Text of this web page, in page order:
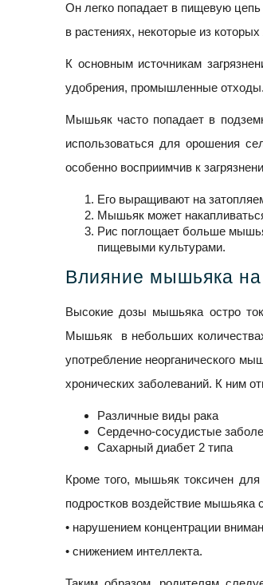
Он легко попадает в пищевую
в растениях, некоторые из
К основным источникам
удобрения, промышленные отходы.
Мышьяк часто попадает в
использоваться для орошения
особенно восприимчив к
Его выращивают на
Мышьяк может
Рис поглощает больше
пищевыми культурами.
Влияние мышьяка на
Высокие дозы мышьяка остро
Мышьяк в небольших
употребление неорганического
хронических заболеваний. К ним
Различные виды рака
Сердечно-сосудистые
Сахарный диабет 2 типа
Кроме того, мышьяк токсичен
подростков воздействие мышьяка
• нарушением концентрации
• снижением интеллекта.